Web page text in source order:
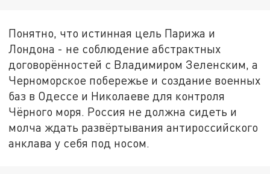
Понятно, что истинная цель Парижа и
Лондона - не соблюдение абстрактных
договорённостей с Владимиром Зеленским, а
Черноморское побережье и создание военных
баз в Одессе и Николаеве для контроля
Чёрного моря. Россия не должна сидеть и
молча ждать развёртывания антироссийского
анклава у себя под носом.